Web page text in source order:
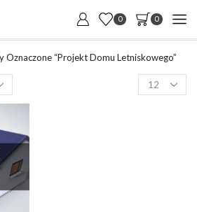
0 0
Oznaczone “Projekt Domu Letniskowego”
Products
per